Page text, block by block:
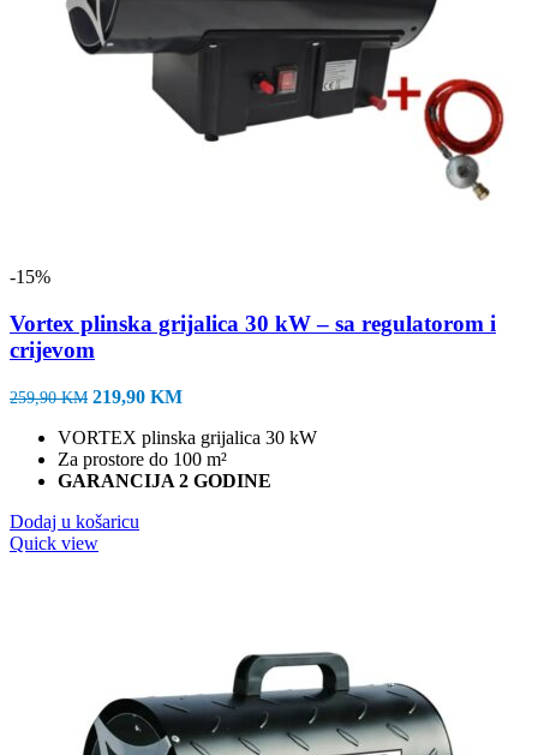
-15%
Vortex plinska grijalica 30 kW – sa regulatorom i
crijevom
259,90KM Izvorna
bila
je:
259,90 KM.
219,90 KMTrenutna
je:
219,90 KM.
VORTEX plinska grijalica 30 kW
Za prostore do 100 m²
GARANCIJA 2 GODINE
Dodaj u košaricu
Quick view